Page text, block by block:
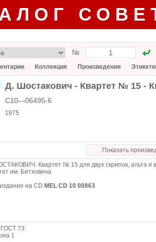
№
Коллекция Произведения
Д. Шостакович - Квартет № 15 -
С10—06495-6
1975
Показать
Квартет № 15 для двух скрипок, альта и
им. Бетховена
на CD MEL CD 10 00863
73
1